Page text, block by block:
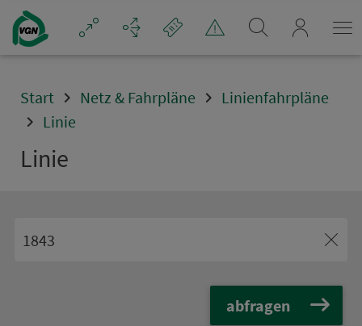
Navigation überspringen
Start Netz & Fahrpläne
Linienfahrpläne
Linie
Linie
abfragen